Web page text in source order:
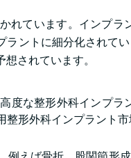
れています。インプ
ントに細分化されて
されています。
度な整形外科インプ
形外科インプラント